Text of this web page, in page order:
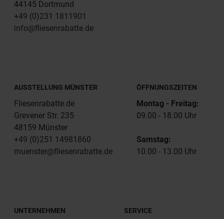
44145 Dortmund
+49 (0)231 1811901
info@fliesenrabatte.de
AUSSTELLUNG MÜNSTER
Fliesenrabatte.de
Grevener Str. 235
48159 Münster
+49 (0)251 14981860
muenster@fliesenrabatte.de
ÖFFNUNGSZEITEN
Montag - Freitag:
09.00 - 18.00 Uhr
Samstag:
10.00 - 13.00 Uhr
UNTERNEHMEN SERVICE